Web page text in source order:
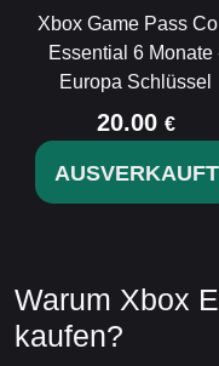
Xbox Game Pass
Essential 6 Monate
Europa Schlüssel
20.00 €
AUSVERKAUFT
Warum Xbox
kaufen?